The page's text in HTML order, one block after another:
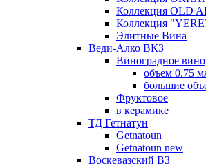
Коллекция OLD
Коллекция
Элитные Вина
Веди-Алко ВКЗ
Виноградное вино
объем 0.75
большие
Фруктовое
в керамике
ТД Гетнатун
Getnatoun
Getnatoun new
Воскевазский ВЗ